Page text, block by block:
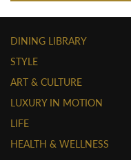
DINING LIBRARY
STYLE
ART & CULTURE
LUXURY IN MOTION
LIFE
HEALTH & WELLNESS